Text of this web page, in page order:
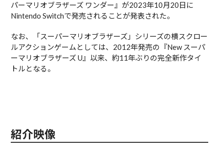
パーマリオブラザーズ ワンダー』が2023年10月20日に
Nintendo Switchで発売されることが発表された。
なお、「スーパーマリオブラザーズ」シリーズの横スクロー
ルアクションゲームとしては、2012年発売の『New スーパ
ーマリオブラザーズ U』以来、約11年ぶりの完全新作タイ
トルとなる。
紹介映像